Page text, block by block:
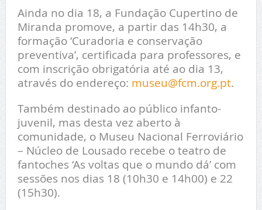
Ainda no dia 18, a Fundação Cupertino de
Miranda promove, a partir das 14h30, a
formação ‘Curadoria e conservação
preventiva’, certificada para professores, e
com inscrição obrigatória até ao dia 13,
através do endereço: museu@fcm.org.pt.
Também destinado ao público infanto-
juvenil, mas desta vez aberto à
comunidade, o Museu Nacional Ferroviário
– Núcleo de Lousado recebe o teatro de
fantoches ‘As voltas que o mundo dá’ com
sessões nos dias 18 (10h30 e 14h00) e 22
(15h30).